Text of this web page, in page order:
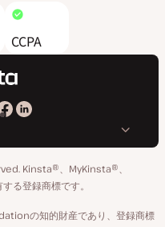
CCPA
Kinsta
Facebook
Kinsta
LinkedIn
ペ
ー
Kinsta®、MyKinsta®、
る登録商標です。
の知的財産であり、登録商標